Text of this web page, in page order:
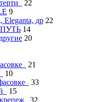
22
9
Eleganta, др 22
14
20
21
10
33
15
32